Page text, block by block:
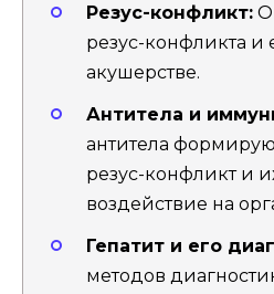
Резус-конфликт:
резус-конфликта и
акушерстве.
Антитела и
антитела
резус-конфликт и
воздействие на
Гепатит и его
методов